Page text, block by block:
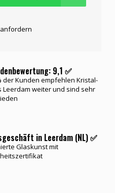
9,1 ✅
der Kunden empfehlen Kristal-
Leerdam weiter und sind sehr
in Leerdam (NL) ✅
Glaskunst mit